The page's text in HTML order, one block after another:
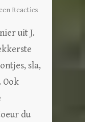
Reacties
uit J.
sla,
Ook
du